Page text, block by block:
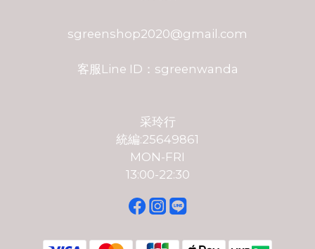
sgreenshop2020@gmail.com
客服Line ID：sgreenwanda
采玲行
統編:25649861
MON-FRI
13:00-22:30